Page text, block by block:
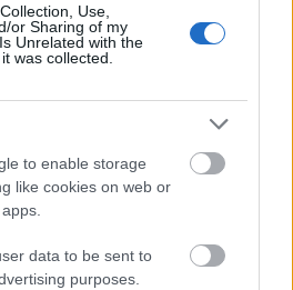
Use,
or Sharing of my
Unrelated with the
was collected.
to enable storage
like cookies on web or
data to be sent to
purposes.